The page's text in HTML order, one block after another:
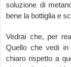
soluzione di
bene la bottiglia e
Vedrai che, per
Quello che vedi
chiaro rispetto a